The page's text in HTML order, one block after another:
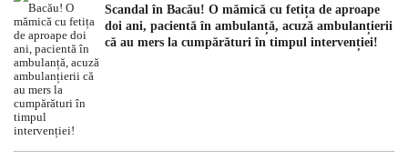
Scandal în Bacău! O mămică cu fetița de aproape
doi ani, pacientă în ambulanță, acuză ambulanțierii
că au mers la cumpărături în timpul intervenției!